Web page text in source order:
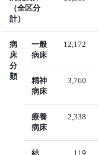
（全区分
計）
病
床
分
類
一般
病床
12,172
精神
病床
3,760
療養
病床
2,338
結
119